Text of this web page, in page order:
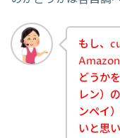
もし、
どうか
レン）
ンペイ
いと思